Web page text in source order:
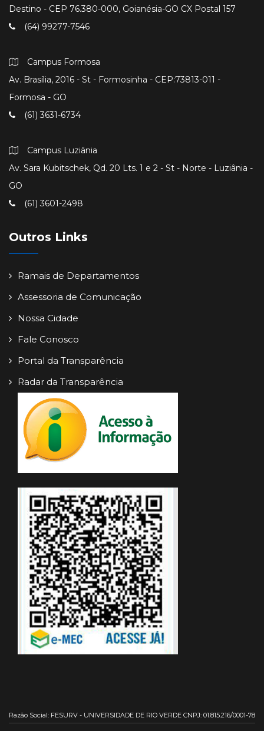
Destino - CEP 76.380-000, Goianésia-GO CX Postal 157
(64) 99277-7546
Campus Formosa
Av. Brasília, 2016 - St - Formosinha - CEP:73813-011 -
Formosa - GO
(61) 3631-6734
Campus Luziânia
Av. Sara Kubitschek, Qd. 20 Lts. 1 e 2 - St - Norte - Luziânia -
GO
(61) 3601-2498
Outros Links
Ramais de Departamentos
Assessoria de Comunicação
Nossa Cidade
Fale Conosco
Portal da Transparência
Radar da Transparência
Razão Social: FESURV - UNIVERSIDADE DE RIO VERDE CNPJ: 01.815.216/0001-78